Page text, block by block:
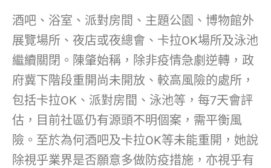
酒吧、浴室、派對房間、主題公園、博物館外
展覽場所、夜店或夜總會、卡拉OK場所及泳池
繼續關閉。陳肇始稱，除非疫情急劇逆轉，政
府冀下階段重開尚未開放、較高風險的處所，
包括卡拉OK、派對房間、泳池等，每7天會評
估，目前社區仍有源頭不明個案，需平衡風
險。至於為何酒吧及卡拉OK等未能重開，她說
除視乎業界是否願意多做防疫措施，亦視乎有